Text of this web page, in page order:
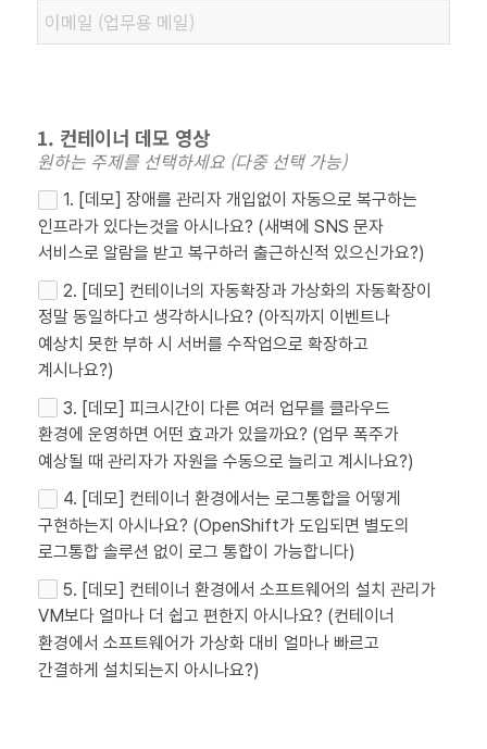
1. 컨테이너 데모 영상
원하는 주제를 선택하세요 (다중 선택 가능)
1. [데모] 장애를 관리자 개입없이 자동으로 복구하는
인프라가 있다는것을 아시나요? (새벽에 SNS 문자
서비스로 알람을 받고 복구하러 출근하신적 있으신가요?)
2. [데모] 컨테이너의 자동확장과 가상화의 자동확장이
정말 동일하다고 생각하시나요? (아직까지 이벤트나
예상치 못한 부하 시 서버를 수작업으로 확장하고
계시나요?)
3. [데모] 피크시간이 다른 여러 업무를 클라우드
환경에 운영하면 어떤 효과가 있을까요? (업무 폭주가
예상될 때 관리자가 자원을 수동으로 늘리고 계시나요?)
4. [데모] 컨테이너 환경에서는 로그통합을 어떻게
구현하는지 아시나요? (OpenShift가 도입되면 별도의
로그통합 솔루션 없이 로그 통합이 가능합니다)
5. [데모] 컨테이너 환경에서 소프트웨어의 설치 관리가
VM보다 얼마나 더 쉽고 편한지 아시나요? (컨테이너
환경에서 소프트웨어가 가상화 대비 얼마나 빠르고
간결하게 설치되는지 아시나요?)